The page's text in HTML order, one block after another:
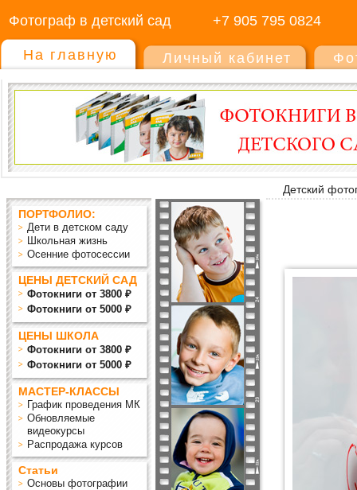
Фотограф в детский сад +7 905 795 0824
На главную Личный кабинет
Детский
ПОРТФОЛИО:
Дети в детском саду
Школьная жизнь
Осенние фотосессии
ЦЕНЫ ДЕТСКИЙ САД
Фотокниги от 3800 ₽
Фотокниги от 5000 ₽
ЦЕНЫ ШКОЛА
Фотокниги от 3800 ₽
Фотокниги от 5000 ₽
МАСТЕР-КЛАССЫ
График проведения МК
Обновляемые
видеокурсы
Распродажа курсов
Статьи
Основы фотографии